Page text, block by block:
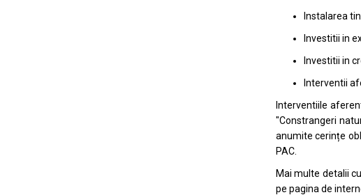
Instalarea
Investitii in
Investitii in
Interventii
Interventiile
"Constrangeri
anumite cerințe
PAC.
Mai multe detalii
pe pagina de